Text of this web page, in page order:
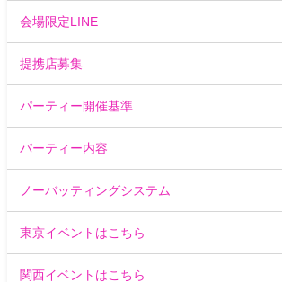
会場限定LINE
提携店募集
パーティー開催基準
パーティー内容
ノーバッティングシステム
東京イベントはこちら
関西イベントはこちら